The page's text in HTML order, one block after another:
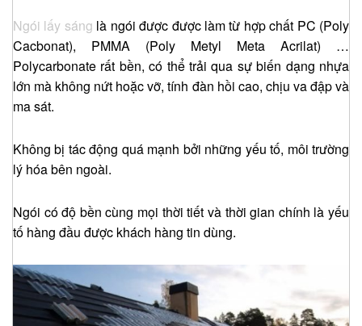
Ngói lấy sáng là ngói được được làm từ hợp chất PC (Poly
Cacbonat), PMMA (Poly Metyl Meta Acrilat) …
Polycarbonate rất bền, có thể trải qua sự biến dạng nhựa
lớn mà không nứt hoặc vỡ, tính đàn hồi cao, chịu va đập và
ma sát.
Không bị tác động quá mạnh bởi những yếu tố, môi trường
lý hóa bên ngoài.
Ngói có độ bền cùng mọi thời tiết và thời gian chính là yếu
tố hàng đầu được khách hàng tin dùng.